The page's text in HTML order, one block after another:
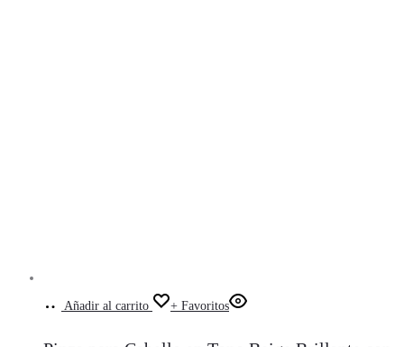
Añadir al carrito + Favoritos